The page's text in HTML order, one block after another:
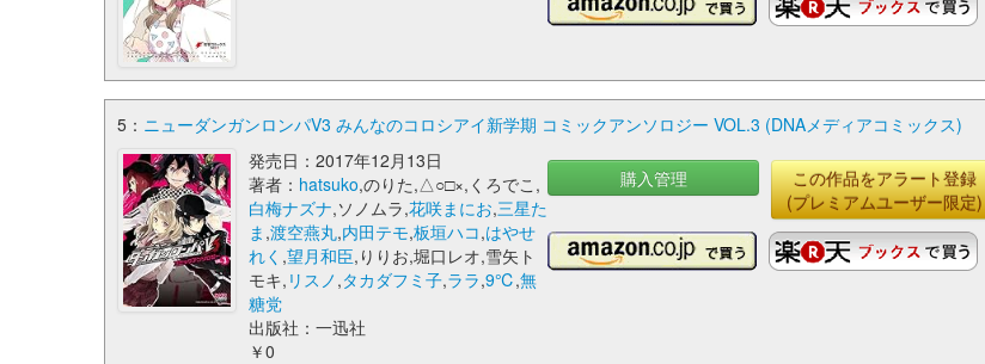
5： ニューダンガンロンパV3 みんなのコロシアイ新学期 コミックアンソロジー VOL.3 (DNAメディアコミックス)
発売日：2017年12月13日
著者： hatsuko,のりた,△○□×,くろでこ,
白梅ナズナ,ソノムラ,花咲まにお,三星た
ま ,渡空燕丸,内田テモ,板垣ハコ,はやせ
れく ,望月和臣,りりお,堀口レオ,雪矢ト
モキ, リスノ ,タカダフミ子,ララ,9℃,無
糖党
出版社：一迅社
￥0
購入管理
この作品をアラート登録
(プレミアムユーザー限定)